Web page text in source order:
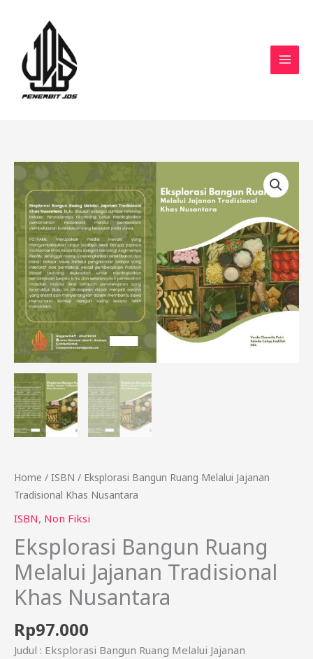
content
Home / ISBN / Eksplorasi Bangun Ruang Melalui Jajanan
Tradisional Khas Nusantara
ISBN, Non Fiksi
Eksplorasi Bangun Ruang
Melalui Jajanan Tradisional
Khas Nusantara
Rp97.000
Judul : Eksplorasi Bangun Ruang Melalui Jajanan
Eksplorasi
Bangun
Ruang
Melalui
Jajanan
Tradisional
Khas
Nusantara
quantity